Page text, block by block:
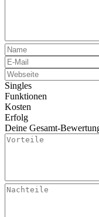
Singles
Funktionen
Kosten
Erfolg
Deine Gesamt-